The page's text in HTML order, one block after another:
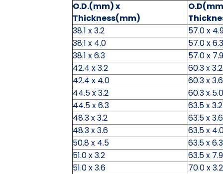
O.D.(mm) x
Thickness(mm)
38.1 x 3.2
57.0 x
38.1 x 4.0
57.0 x 6.3
38.1 x 6.3
57.0 x 7.9
42.4 x 3.2
60.3 x 3.2
42.4 x 4.0
60.3 x 3.6
44.5 x 3.2
60.3 x 5.0
44.5 x 6.3
63.5 x 3.2
48.3 x 3.2
63.5 x 3.6
48.3 x 3.6
63.5 x
50.8 x 4.5
63.5 x 6.3
51.0 x 3.2
63.5 x 7.9
51.0 x 3.6
70.0 x 3.2